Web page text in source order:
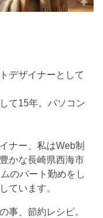
デザイナーとして
て15年。パソコン
ナー、私はWeb制
かな長崎県西海市
のパート勤めをし
ています。
事、節約レシピ。